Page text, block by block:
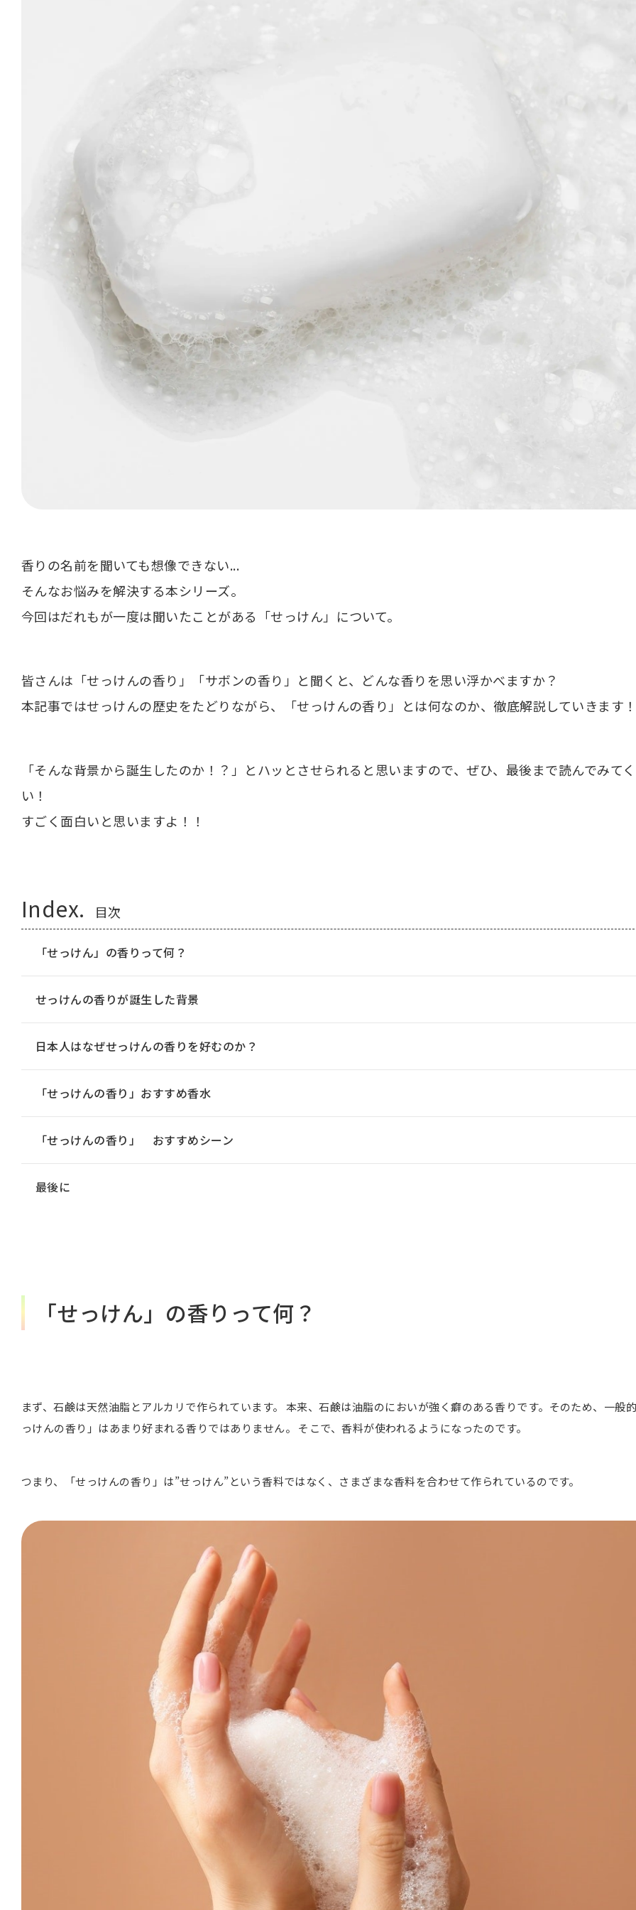
香りの名前を聞いても想像できない...
そんなお悩みを解決する本シリーズ。
今回はだれもが一度は聞いたことがある「せっけん」について。
皆さんは「せっけんの香り」「サボンの香り」と聞くと、どんな香りを思い浮かべますか？
本記事ではせっけんの歴史をたどりながら、「せっけんの香り」とは何なのか、徹底解説していきます
「そんな背景から誕生したのか！？」とハッとさせられると思いますので、ぜひ、最後まで読んでみて
い！
すごく面白いと思いますよ！！
Index. 目次
「せっけん」の香りって何？
せっけんの香りが誕生した背景
日本人はなぜせっけんの香りを好むのか？
「せっけんの香り」おすすめ香水
「せっけんの香り」 おすすめシーン
最後に
「せっけん」の香りって何？
まず、石鹸は天然油脂とアルカリで作られています。 本来、石鹸は油脂のにおいが強く癖のある香りです。そのため、一般
っけんの香り」はあまり好まれる香りではありません。 そこで、香料が使われるようになったのです。
つまり、「せっけんの香り」は”せっけん”という香料ではなく、さまざまな香料を合わせて作られているのです。